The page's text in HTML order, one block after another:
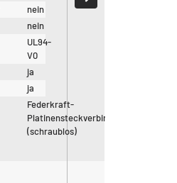
nein
nein
UL94-
V0
ja
ja
Federkraft-
Platinensteckverbinder
(schraublos)